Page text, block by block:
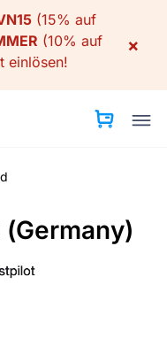
(15% auf
(10% auf
einlösen!
×